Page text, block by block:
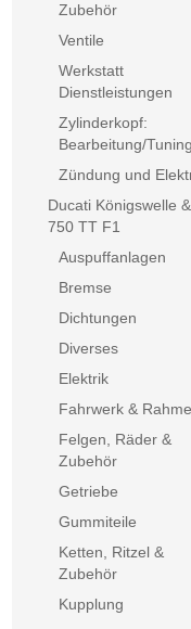
Zubehör
Ventile
Werkstatt
Dienstleistungen
Zylinderkopf:
Bearbeitung/
Zündung und
Ducati Königswelle &
750 TT F1
Auspuffanlagen
Bremse
Dichtungen
Diverses
Elektrik
Fahrwerk &
Felgen, Räder &
Zubehör
Getriebe
Gummiteile
Ketten, Ritzel &
Zubehör
Kupplung